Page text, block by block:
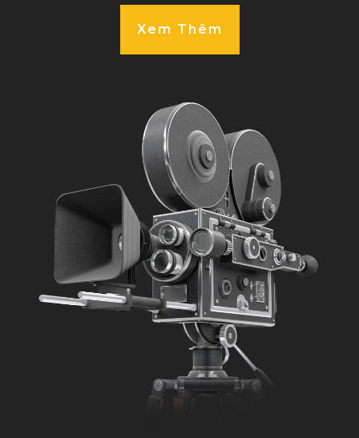
Xem Thêm